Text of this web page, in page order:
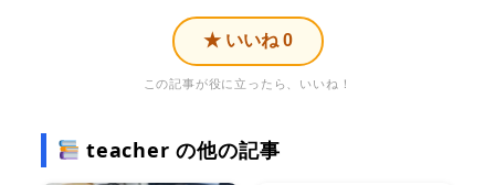
★ いいね 0
この記事が役に立ったら、いいね！
teacher の他の記事